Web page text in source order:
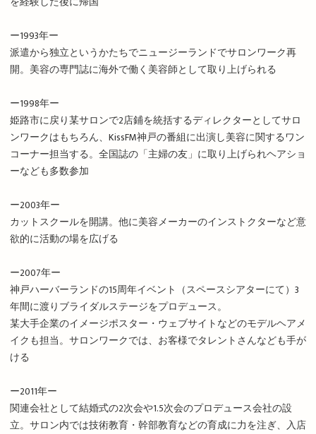
ー1993年ー
派遣から独立というかたちでニュージーランドでサロンワーク再
開。美容の専門誌に海外で働く美容師として取り上げられる
ー1998年ー
姫路市に戻り某サロンで2店鋪を統括するディレクターとしてサロ
ンワークはもちろん、KissFM神戸の番組に出演し美容に関するワン
コーナー担当する。全国誌の「主婦の友」に取り上げられヘアショ
ーなども多数参加
ー2003年ー
カットスクールを開講。他に美容メーカーのインストクターなど意
欲的に活動の場を広げる
ー2007年ー
神戸ハーバーランドの15周年イベント（スペースシアターにて）3
年間に渡りブライダルステージをプロデュース。
某大手企業のイメージポスター・ウェブサイトなどのモデルヘアメ
イクも担当。サロンワークでは、お客様でタレントさんなども手が
ける
ー2011年ー
関連会社として結婚式の2次会や1.5次会のプロデュース会社の設
立。サロン内では技術教育・幹部教育などの育成に力を注ぎ、入店